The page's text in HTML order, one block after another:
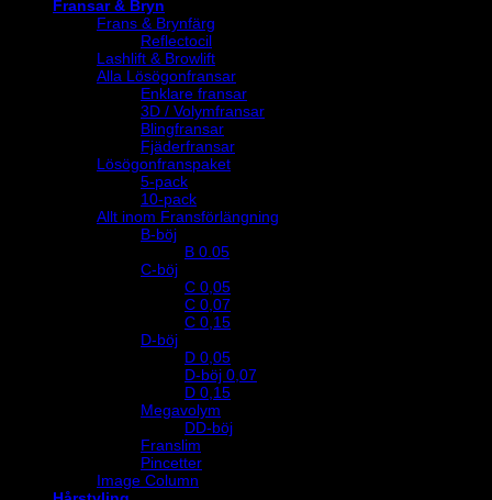
Fransar & Bryn
Frans & Brynfärg
Reflectocil
Lashlift & Browlift
Alla Lösögonfransar
Enklare fransar
3D / Volymfransar
Blingfransar
Fjäderfransar
Lösögonfranspaket
5-pack
10-pack
Allt inom Fransförlängning
B-böj
B 0.05
C-böj
C 0,05
C 0,07
C 0,15
D-böj
D 0,05
D-böj 0,07
D 0,15
Megavolym
DD-böj
Franslim
Pincetter
Image Column